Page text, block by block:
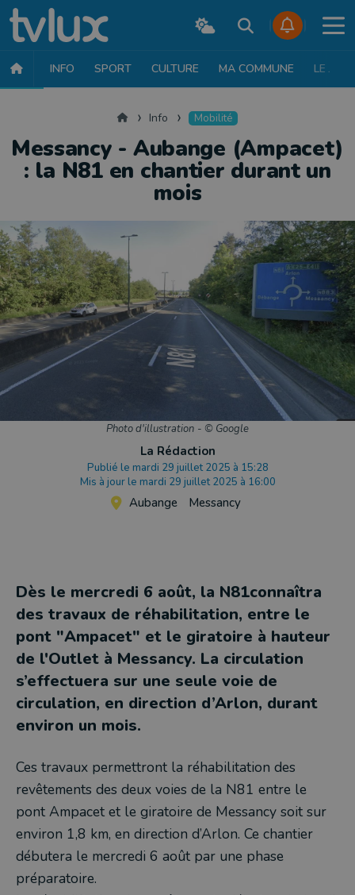
INFO SPORT CULTURE MA COMMUNE LE JT
AccueilInfo Mobilité
Messancy - Aubange (Ampacet)
: la N81 en chantier durant un
mois
Photo d'illustration - © Google
La Rédaction
Publié le mardi 29 juillet 2025 à 15:28
Mis à jour le mardi 29 juillet 2025 à 16:00
Aubange Messancy
Dès le mercredi 6 août, la N81connaîtra
des travaux de réhabilitation, entre le
pont "Ampacet" et le giratoire à hauteur
de l'Outlet à Messancy. La circulation
s’effectuera sur une seule voie de
circulation, en direction d’Arlon, durant
environ un mois.
Ces travaux permettront la réhabilitation des
revêtements des deux voies de la N81 entre le
pont Ampacet et le giratoire de Messancy soit sur
environ 1,8 km, en direction d’Arlon. Ce chantier
débutera le mercredi 6 août par une phase
préparatoire.